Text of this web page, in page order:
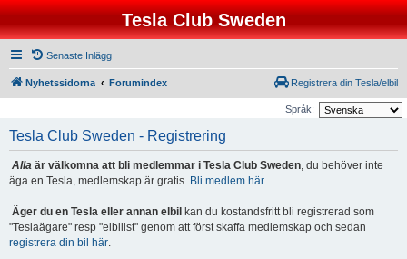
Tesla Club Sweden
Senaste Inlägg
Nyhetssidorna Forumindex Registrera din Tesla/elbil
Språk:
Tesla Club Sweden - Registrering
Alla är välkomna att bli medlemmar i Tesla Club Sweden, du behöver inte
äga en Tesla, medlemskap är gratis. Bli medlem här.
Äger du en Tesla eller annan elbil kan du kostandsfritt bli registrerad som
"Teslaägare" resp "elbilist" genom att först skaffa medlemskap och sedan
registrera din bil här.